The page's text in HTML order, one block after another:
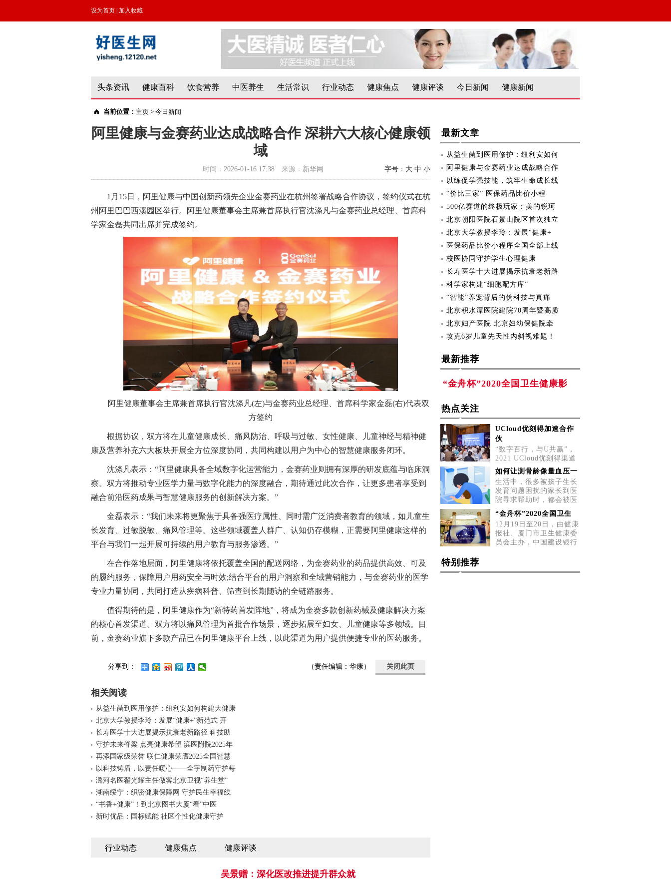
设为首页 加入收藏
头条资讯 健康百科 饮食营养 中医养生 生活常识 行业动态 健康焦点 健康评谈 今日新闻 健康新闻
当前位置： 主页 > 今日新闻
阿里健康与金赛药业达成战略合作 深耕六大核心健康领
域
时间： 2026-01-16 17:38 来源： 新华网 字号： 大 中 小
1月15日，阿里健康与中国创新药领先企业金赛药业在杭州签署战略合作协议，签约仪式在杭
州阿里巴巴西溪园区举行。阿里健康董事会主席兼首席执行官沈涤凡与金赛药业总经理、首席科
学家金磊共同出席并完成签约。
阿里健康董事会主席兼首席执行官沈涤凡(左)与金赛药业总经理、首席科学家金磊(右)代表双
方签约
根据协议，双方将在儿童健康成长、痛风防治、呼吸与过敏、女性健康、儿童神经与精神健
康及营养补充六大板块开展全方位深度协同，共同构建以用户为中心的智慧健康服务闭环。
沈涤凡表示：“阿里健康具备全域数字化运营能力，金赛药业则拥有深厚的研发底蕴与临床洞
察。双方将推动专业医学力量与数字化能力的深度融合，期待通过此次合作，让更多患者享受到
融合前沿医药成果与智慧健康服务的创新解决方案。”
金磊表示：“我们未来将更聚焦于具备强医疗属性、同时需广泛消费者教育的领域，如儿童生
长发育、过敏脱敏、痛风管理等。这些领域覆盖人群广、认知仍存模糊，正需要阿里健康这样的
平台与我们一起开展可持续的用户教育与服务渗透。”
在合作落地层面，阿里健康将依托覆盖全国的配送网络，为金赛药业的药品提供高效、可及
的履约服务，保障用户用药安全与时效;结合平台的用户洞察和全域营销能力，与金赛药业的医学
专业力量协同，共同打造从疾病科普、筛查到长期随访的全链路服务。
值得期待的是，阿里健康作为“新特药首发阵地”，将成为金赛多款创新药械及健康解决方案
的核心首发渠道。双方将以痛风管理为首批合作场景，逐步拓展至妇女、儿童健康等多领域。目
前，金赛药业旗下多款产品已在阿里健康平台上线，以此渠道为用户提供便捷专业的医药服务。
分享到： 关闭此页
（责任编辑：华康）
相关阅读
从益生菌到医用修护：纽利安如何构建大健康
北京大学教授李玲：发展“健康+”新范式 开
长寿医学十大进展揭示抗衰老新路径 科技助
守护未来脊梁 点亮健康希望 滨医附院2025年
再添国家级荣誉 联仁健康荣膺2025全国智慧
以科技铸盾，以责任暖心——全宇制药守护每
潞河名医翟光耀主任做客北京卫视“养生堂”
湖南绥宁：织密健康保障网 守护民生幸福线
“书香+健康”！到北京图书大厦“看”中医
新时优品：国标赋能 社区个性化健康守护
行业动态 健康焦点 健康评谈
吴景赠：深化医改推进提升群众就
最新文章
从益生菌到医用修护：纽利安如何
阿里健康与金赛药业达成战略合作
以练促学强技能，筑牢生命成长线
“价比三家” 医保药品比价小程
500亿赛道的终极玩家：美的锐珂
北京朝阳医院石景山院区首次独立
北京大学教授李玲：发展“健康+
医保药品比价小程序全国全部上线
校医协同守护学生心理健康
长寿医学十大进展揭示抗衰老新路
科学家构建“细胞配方库”
“智能”养宠背后的伪科技与真痛
北京积水潭医院建院70周年暨高质
北京妇产医院 北京妇幼保健院牵
攻克6岁儿童先天性内斜视难题！
最新推荐
“金舟杯”2020全国卫生健康影
热点关注
UCloud优刻得加速合作
伙
“数字百行，与U共赢”，
2021 UCloud优刻得渠道
招募会五城巡展第二站，
5月2
如何让测骨龄像量血压一
生活中，很多被孩子生长
发育问题困扰的家长到医
院寻求帮助时，都会被医
生告
“金舟杯”2020全国卫生
12月19日至20日，由健康
报社、厦门市卫生健康委
员会主办，中国建设银行
特别推荐